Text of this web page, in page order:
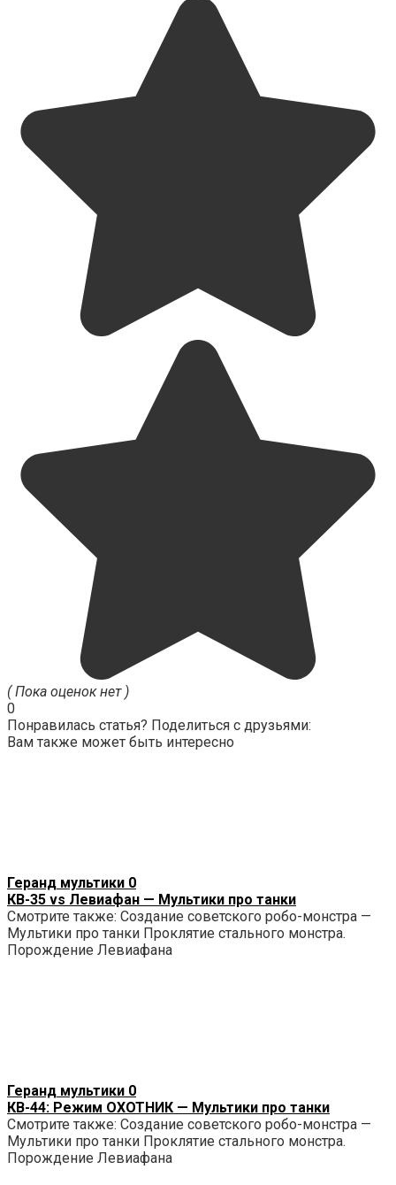
( Пока оценок нет )
0
Понравилась статья? Поделиться с друзьями:
Вам также может быть интересно
Геранд мультики 0
КВ-35 vs Левиафан — Мультики про танки
Смотрите также: Создание советского робо-монстра —
Мультики про танки Проклятие стального монстра.
Порождение Левиафана
Геранд мультики 0
КВ-44: Режим ОХОТНИК — Мультики про танки
Смотрите также: Создание советского робо-монстра —
Мультики про танки Проклятие стального монстра.
Порождение Левиафана